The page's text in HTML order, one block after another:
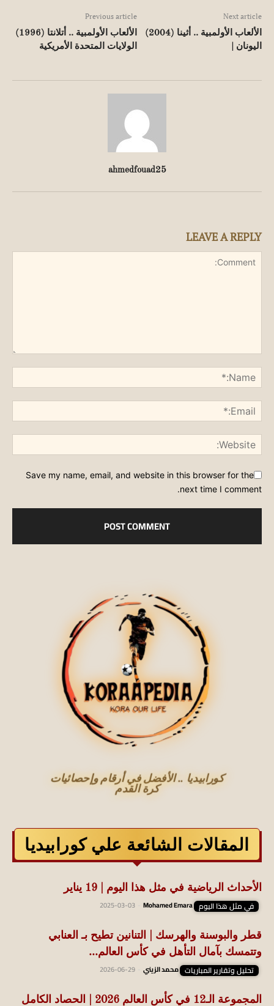
Previous article
الألعاب الأولمبية .. أتلانتا (1996)
الولايات المتحدة الأمريكية
Next article
الألعاب الأولمبية .. أثينا (2004)
اليونان |
ahmedfouad25
LEAVE A REPLY
Save my name, email, and website in this browser for the
next time I comment.
كورابيديا .. الأفضل في أرقام وإحصائيات
كرة القدم
المقالات الشائعة علي كورابيديا
الأحداث الرياضية في مثل هذا اليوم | 19 يناير
في مثل هذا اليوم Mohamed Emara
2025-03-03
قطر والبوسنة والهرسك | التنانين تطيح بـ العنابي
وتتمسك بآمال التأهل في كأس العالم...
تحليل وتقارير المباريات محمد الزيني 2026-06-29
المجموعة الـ12 في كأس العالم 2026 | الحصاد الكامل